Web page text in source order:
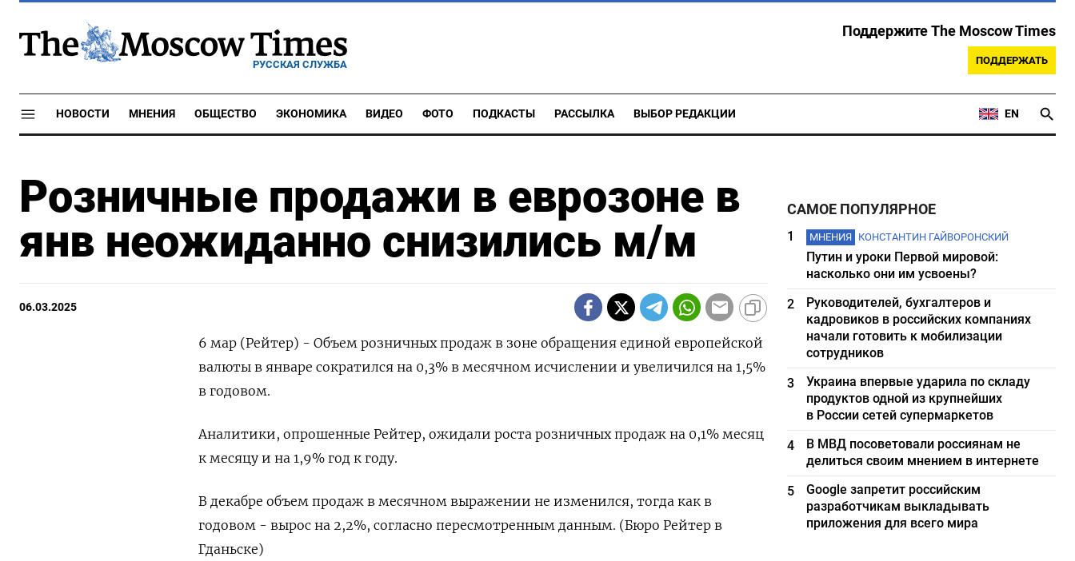
РУССКАЯ СЛУЖБА
Поддержите The Moscow Times
ПОДДЕРЖАТЬ
НОВОСТИ МНЕНИЯ ОБЩЕСТВО ЭКОНОМИКА ВИДЕО ФОТО ПОДКАСТЫ РАССЫЛКА ВЫБОР РЕДАКЦИИ EN
Розничные продажи в еврозоне в
янв неожиданно снизились м/м
06.03.2025
6 мар (Рейтер) - Объем розничных продаж в зоне обращения единой европейской
валюты в январе сократился на 0,3%​​​ в месячном исчислении и увеличился на 1,5%
в годовом.
Аналитики, опрошенные Рейтер, ожидали роста розничных продаж на 0,1%​​ месяц
к месяцу и на 1,9% год к году.
В декабре объем продаж в месячном выражении не изменился, тогда как в
годовом - вырос на 2,2%, согласно пересмотренным данным. (Бюро Рейтер в
Гданьске)
САМОЕ ПОПУЛЯРНОЕ
1 МНЕНИЯ КОНСТАНТИН ГАЙВОРОНСКИЙ
Путин и уроки Первой мировой:
насколько они им усвоены?
2
Руководителей, бухгалтеров и
кадровиков в российских компаниях
начали готовить к мобилизации
сотрудников
3
Украина впервые ударила по складу
продуктов одной из крупнейших
в России сетей супермаркетов
4
В МВД посоветовали россиянам не
делиться своим мнением в интернете
5
Google запретит российским
разработчикам выкладывать
приложения для всего мира